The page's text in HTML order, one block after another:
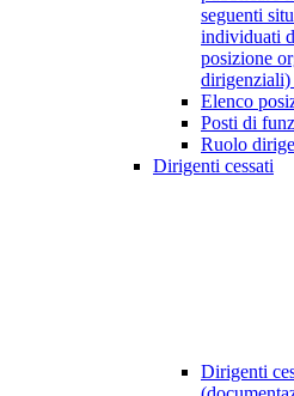
seguenti
individuati
posizione
dirigenziali)
Elenco
Posti di
Ruolo
Dirigenti cessati
Dirigenti